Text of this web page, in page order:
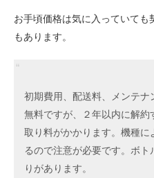
お手頃価格は気に入っていて
もあります。
初期費用、配送料、メンテ
無料ですが、２年以内に解約
取り料がかかります。機種
るので注意が必要です。ボ
りがあります。